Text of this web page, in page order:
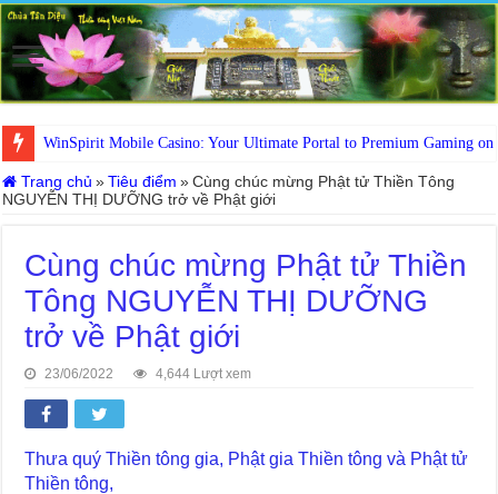
WinSpirit Mobile Casino: Your Ultimate Portal to Premium Gaming on
Trang chủ » Tiêu điểm » Cùng chúc mừng Phật tử Thiền Tông
NGUYỄN THỊ DƯỠNG trở về Phật giới
Cùng chúc mừng Phật tử Thiền
Tông NGUYỄN THỊ DƯỠNG
trở về Phật giới
23/06/2022 4,644 Lượt xem
Thưa quý Thiền tông gia, Phật gia Thiền tông và Phật tử
Thiền tông,